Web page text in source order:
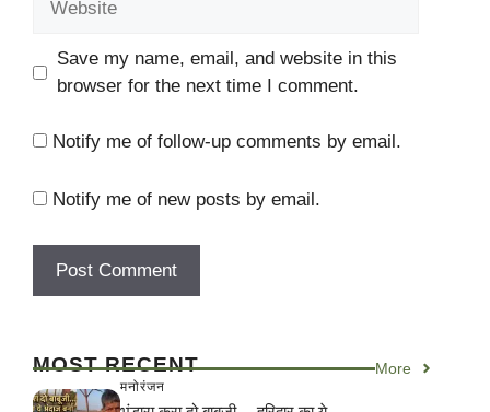
Save my name, email, and website in this
browser for the next time I comment.
Notify me of follow-up comments by email.
Notify me of new posts by email.
MOST RECENT More
मनोरंजन